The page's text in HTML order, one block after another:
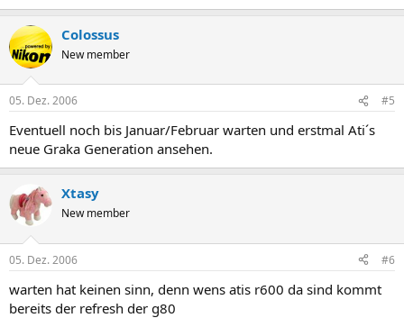
Colossus
New member
05. Dez. 2006 #5
Eventuell noch bis Januar/Februar warten und erstmal Ati´s
neue Graka Generation ansehen.
Xtasy
New member
05. Dez. 2006 #6
warten hat keinen sinn, denn wens atis r600 da sind kommt
bereits der refresh der g80